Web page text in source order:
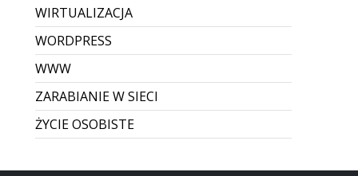
Dodane przez Dawid Sobieraj
Brak komentarzy
CZYTAJ WIĘCEJ